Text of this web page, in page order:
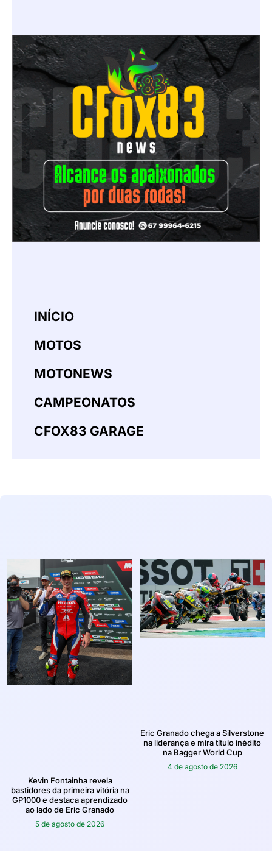
INÍCIO
MOTOS
MOTONEWS
CAMPEONATOS
CFOX83 GARAGE
Kevin Fontainha revela
bastidores da primeira vitória na
GP1000 e destaca aprendizado
ao lado de Eric Granado
5 de agosto de 2026
Eric Granado chega a Silverstone
na liderança e mira título inédito
na Bagger World Cup
4 de agosto de 2026